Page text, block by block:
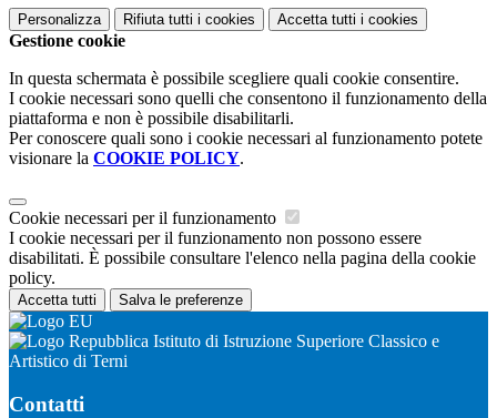
Personalizza Rifiuta tutti i cookies Accetta tutti i cookies
Gestione cookie
In questa schermata è possibile scegliere quali cookie consentire.
I cookie necessari sono quelli che consentono il funzionamento della
piattaforma e non è possibile disabilitarli.
Per conoscere quali sono i cookie necessari al funzionamento potete
visionare la COOKIE POLICY.
Cookie necessari per il funzionamento
I cookie necessari per il funzionamento non possono essere
disabilitati. È possibile consultare l'elenco nella pagina della cookie
policy.
Accetta tutti Salva le preferenze
Istituto di Istruzione Superiore Classico e
Artistico di Terni
Contatti